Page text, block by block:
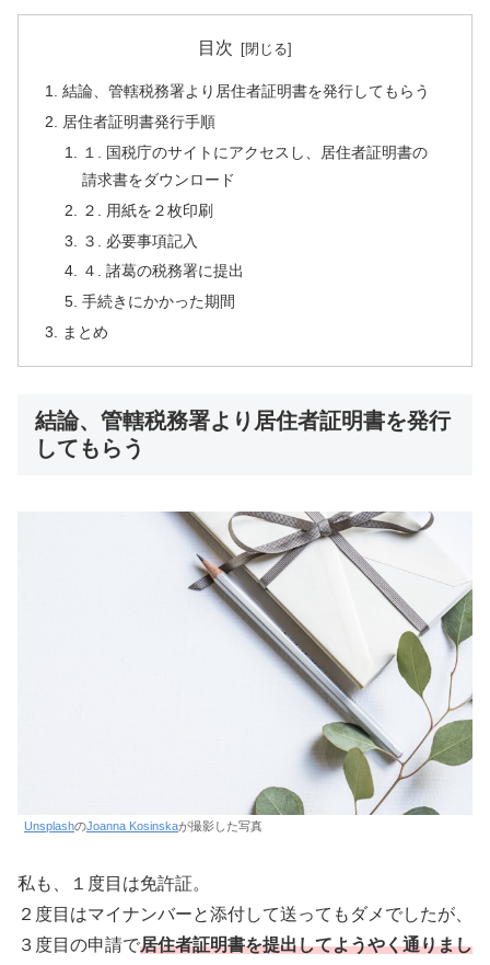
目次
結論、管轄税務署より居住者証明書を発行してもらう
居住者証明書発行手順
１. 国税庁のサイトにアクセスし、居住者証明書の
請求書をダウンロード
２. 用紙を２枚印刷
３. 必要事項記入
４. 諸葛の税務署に提出
手続きにかかった期間
まとめ
結論、管轄税務署より居住者証明書を発行
してもらう
UnsplashのJoanna Kosinskaが撮影した写真
私も、１度目は免許証。
２度目はマイナンバーと添付して送ってもダメでしたが、
３度目の申請で居住者証明書を提出してようやく通りまし